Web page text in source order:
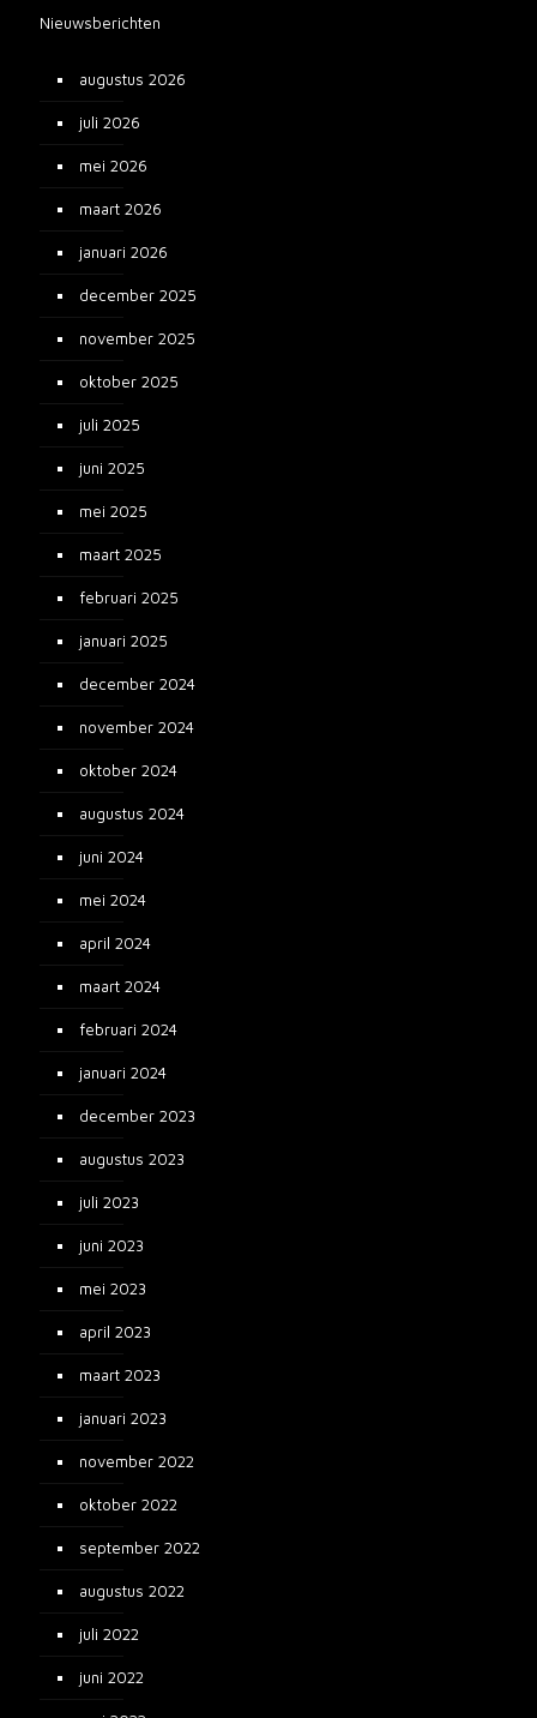
Nieuwsberichten
augustus 2026
juli 2026
mei 2026
maart 2026
januari 2026
december 2025
november 2025
oktober 2025
juli 2025
juni 2025
mei 2025
maart 2025
februari 2025
januari 2025
december 2024
november 2024
oktober 2024
augustus 2024
juni 2024
mei 2024
april 2024
maart 2024
februari 2024
januari 2024
december 2023
augustus 2023
juli 2023
juni 2023
mei 2023
april 2023
maart 2023
januari 2023
november 2022
oktober 2022
september 2022
augustus 2022
juli 2022
juni 2022